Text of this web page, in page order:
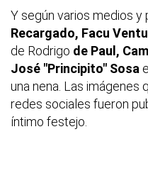
Y según varios medios
Recargado, Facu
de Rodrigo de Paul,
José "Principito" Sosa
una nena. Las imágenes
redes sociales fueron
íntimo festejo.